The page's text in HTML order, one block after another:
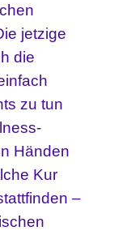
jetzige
die
zu tun
Händen
Kur
–